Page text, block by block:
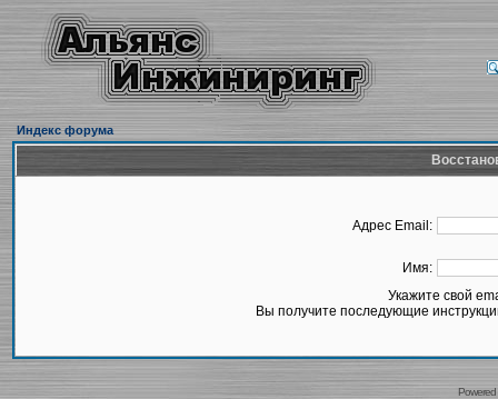
Индекс форума
Адрес Email:
Имя:
Укажите свой
Вы получите последующие